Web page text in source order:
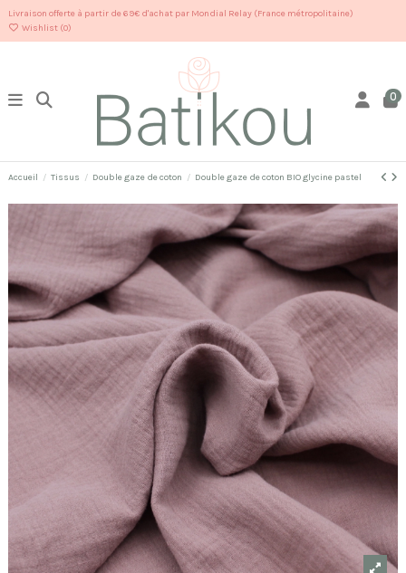
Livraison offerte à partir de 69€ d'achat par Mondial Relay (France métropolitaine)
Wishlist (0)
0
Accueil Tissus Double gaze de coton Double gaze de coton BIO glycine pastel